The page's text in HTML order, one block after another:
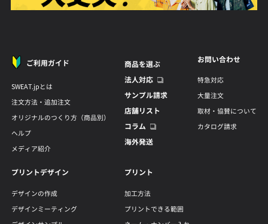
ご利用ガイド
SWEAT.jpとは
注文方法・追加注文
オリジナルのつくり方（商品別）
ヘルプ
メディア紹介
商品を選ぶ
法人対応
サンプル請求
店舗リスト
コラム
海外発送
お問い合わせ
特急対応
大量注文
取材・協賛について
カタログ請求
プリントデザイン
デザインの作成
デザインミーティング
プリント
加工方法
プリントできる範囲